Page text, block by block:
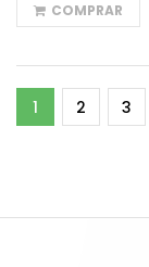
COMPRAR
1 2 3